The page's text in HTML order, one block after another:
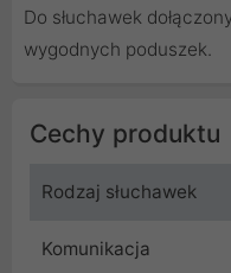
Do słuchawek
wygodnych poduszek.
Cechy produktu
Rodzaj słuchawek
Komunikacja